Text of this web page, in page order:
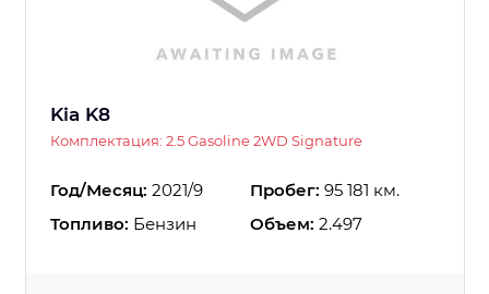
Kia K8
Комплектация: 2.5 Gasoline 2WD Signature
Год/Месяц: 2021/9 Пробег: 95 181 км.
Топливо: Бензин Объем: 2.497